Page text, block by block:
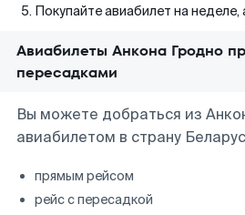
Покупайте авиабилет на неделе,
Авиабилеты Анкона Гродно
пересадками
Вы можете добраться из
авиабилетом в страну
прямым рейсом
рейс с пересадкой